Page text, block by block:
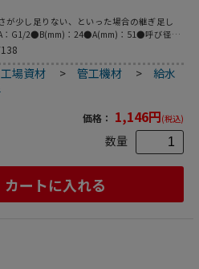
が少し足りない、といった場合の継ぎ足し
：G1/2●B(mm)：24●A(mm)：51●呼び径
径：13●外径(mm)：24●両ネジ共にG1/2●
場資材 >管工機材 > 給水
価格： 1,146円(税込)
数量
カートに入れる